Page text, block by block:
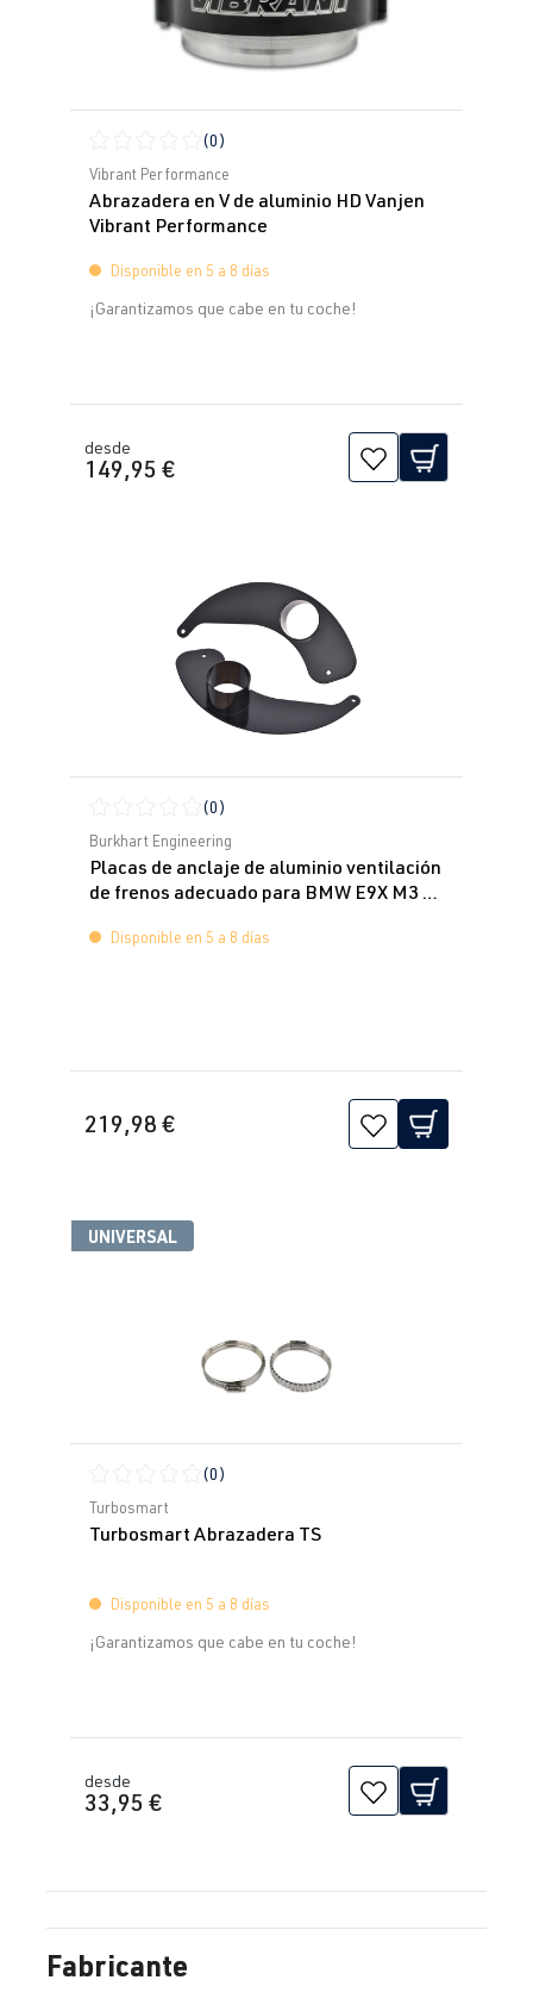
Calificación promedio de 0 de 5 estrellas
(0)
Vibrant Performance
Abrazadera en V de aluminio HD Vanjen
Vibrant Performance
Disponible en 5 a 8 días
¡Garantizamos que cabe en tu coche!
desde
149,95 €
Calificación promedio de 0 de 5 estrellas
(0)
Burkhart Engineering
Placas de anclaje de aluminio ventilación
de frenos adecuado para BMW E9X M3 &
Disponible en 5 a 8 días
219,98 €
UNIVERSAL
Calificación promedio de 0 de 5 estrellas
(0)
Turbosmart
Turbosmart Abrazadera TS
Disponible en 5 a 8 días
¡Garantizamos que cabe en tu coche!
desde
33,95 €
Fabricante